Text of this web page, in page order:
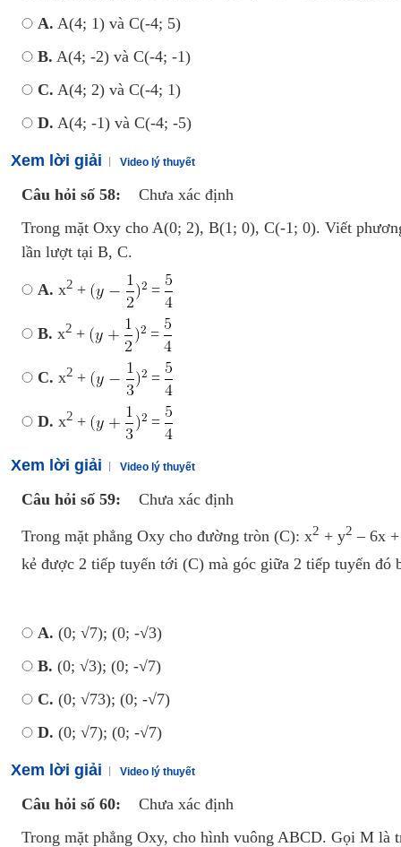
A. A(4; 1) và C(-4; 5)
B. A(4; -2) và C(-4; -1)
C. A(4; 2) và C(-4; 1)
D. A(4; -1) và C(-4; -5)
Xem lời giải Video lý thuyết
Câu hỏi số 58:
Chưa xác định
Trong mặt Oxy cho A(0; 2), B(1; 0), C(-1; 0). Viết
lần lượt tại B, C.
A. x2 + =
B. x2 + =
C. x2 + =
D. x2 + =
Xem lời giải Video lý thuyết
Câu hỏi số 59: Chưa xác định
Trong mặt phẳng Oxy cho đường tròn (C): x2 + y2 – 6x
kẻ được 2 tiếp tuyến tới (C) mà góc giữa 2 tiếp tuyến đó
A. (0; √7); (0; -√3)
B. (0; √3); (0; -√7)
C. (0; √73); (0; -√7)
D. (0; √7); (0; -√7)
Xem lời giải Video lý thuyết
Câu hỏi số 60:
Chưa xác định
Trong mặt phẳng Oxy, cho hình vuông ABCD. Gọi M là